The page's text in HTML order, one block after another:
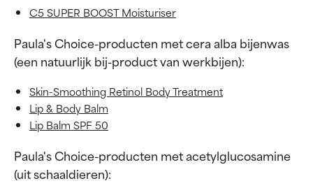
C5 SUPER BOOST Moisturiser
Paula's Choice-producten met cera alba bijenwas
(een natuurlijk bij-product van werkbijen):
Skin-Smoothing Retinol Body Treatment
Lip & Body Balm
Lip Balm SPF 50
Paula's Choice-producten met acetylglucosamine
(uit schaaldieren):